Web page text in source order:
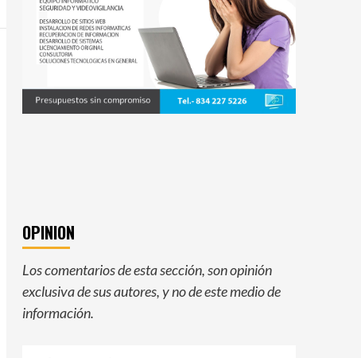
OPINION
Los comentarios de esta sección, son opinión
exclusiva de sus autores, y no de este medio de
información.